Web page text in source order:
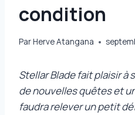
condition
ParHerve Atangana
Stellar Blade fait plaisir à
de nouvelles quêtes et
faudra relever un petit